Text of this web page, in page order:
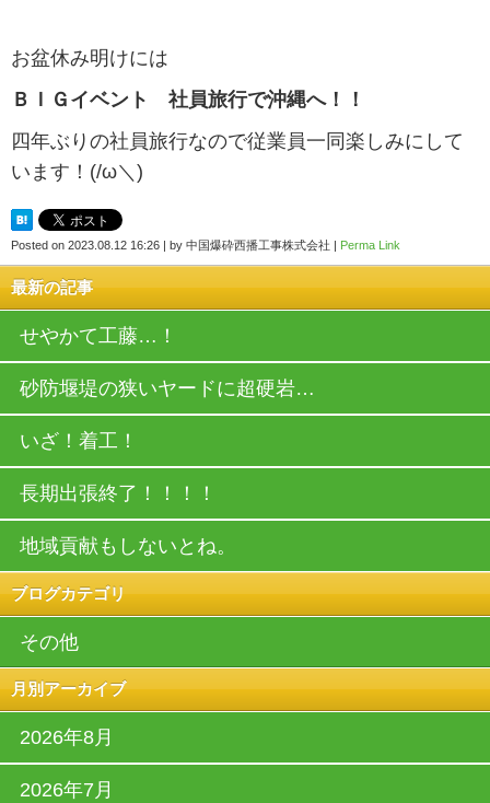
お盆休み明けには
ＢＩＧイベント 社員旅行で沖縄へ！！
四年ぶりの社員旅行なので従業員一同楽しみにして
います！(/ω＼)
Posted on 2023.08.12 16:26 | by 中国爆砕西播工事株式会社 | Perma Link
最新の記事
せやかて工藤…！
砂防堰堤の狭いヤードに超硬岩…
いざ！着工！
長期出張終了！！！！
地域貢献もしないとね。
ブログカテゴリ
その他
月別アーカイブ
2026年8月
2026年7月